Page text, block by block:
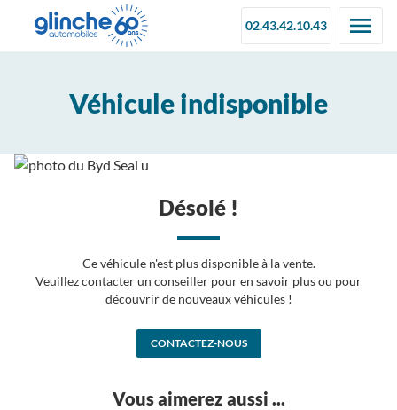
02.43.42.10.43
Véhicule indisponible
Désolé !
Ce véhicule n'est plus disponible à la vente.
Veuillez contacter un conseiller pour en savoir plus ou pour
découvrir de nouveaux véhicules !
CONTACTEZ-NOUS
Vous aimerez aussi ...